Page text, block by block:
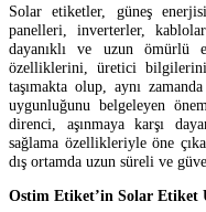
Solar etiketler, güneş
panelleri, inverterler,
dayanıklı ve uzun ömürlü
özelliklerini, üretici
taşımakta olup, aynı
uygunluğunu belgeleyen
direnci, aşınmaya karşı
sağlama özellikleriyle öne
dış ortamda uzun süreli ve
Ostim Etiket’in Solar Etiket